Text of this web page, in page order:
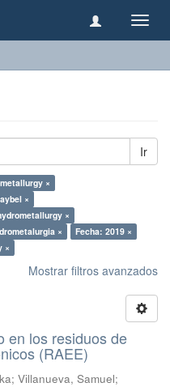
Ir
×
×
×
×
Fecha: 2019 ×
×
Mostrar filtros avanzados
en los residuos de
(RAEE)
; Villanueva, Samuel;